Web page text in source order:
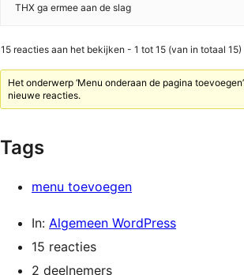
THX ga ermee aan de slag
15 reacties aan het bekijken - 1 tot 15 (van in totaal 15)
Het onderwerp ‘Menu onderaan de pagina
nieuwe reacties.
Tags
menu toevoegen
In: Algemeen WordPress
15 reacties
2 deelnemers